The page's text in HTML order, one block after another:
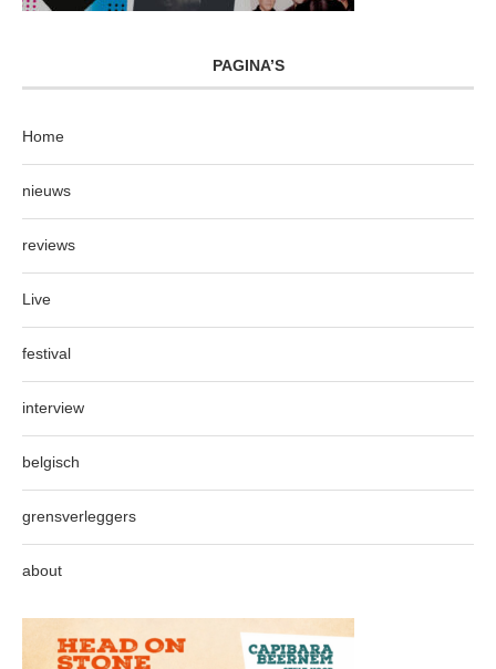
PAGINA’S
Home
nieuws
reviews
Live
festival
interview
belgisch
grensverleggers
about